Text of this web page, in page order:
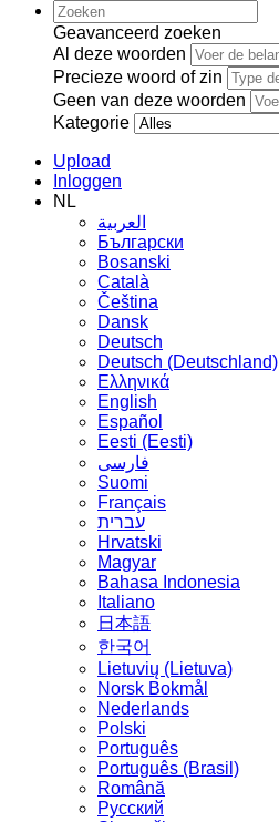
Geavanceerd zoeken
Al deze woorden
Precieze woord of zin
Geen van deze woorden
Kategorie
Upload
Inloggen
NL
العربية
Български
Bosanski
Сatalà
Čeština
Dansk
Deutsch
Deutsch (Deutschland)
Ελληνικά
English
Español
Eesti (Eesti)
فارسی
Suomi
Français
עברית
Hrvatski
Magyar
Bahasa Indonesia
Italiano
日本語
한국어
Lietuvių (Lietuva)
‪Norsk Bokmål‬
Nederlands
Polski
Português
Português (Brasil)
Română
Русский